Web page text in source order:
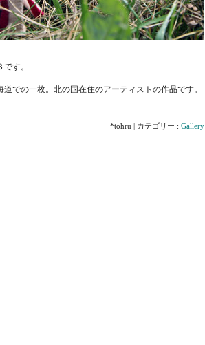
す。
道での一枚。北の国在住のアーティストの作品です。
*tohru | カテゴリー : Gallery